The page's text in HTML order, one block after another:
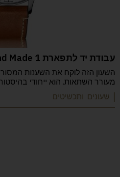
עבודת יד לתפארת Greubel Forsey Hand Made 1
השעון הזה לוקח את השענות
מעורר השתאות. הוא ייחודי
| שעונים ותכשיטים